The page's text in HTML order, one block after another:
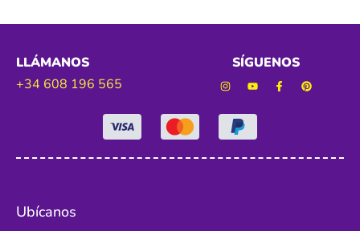
LLÁMANOS
+34 608 196 565
SÍGUENOS
Ubícanos